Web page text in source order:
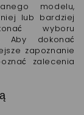
modelu,
lub bardziej
wyboru
Aby dokonać
zapoznanie
zalecenia